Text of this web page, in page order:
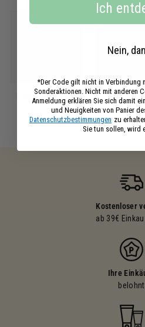
Flüssigseifen aus
Marseille
Kostenloser
ab 39€
Ihre
belohnt
Ich
Nein,
*Der Code gilt nicht in Verbindung
Sonderaktionen. Nicht mit anderen
Anmeldung erklären Sie sich damit
und Neuigkeiten von Panier
Datenschutzbestimmungen zu
Sie tun sollen, wird